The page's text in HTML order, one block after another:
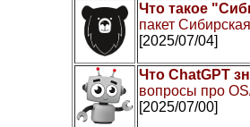
Что такое
пакет
[2025/07/04]
Что ChatGPT
вопросы про
[2025/07/00]